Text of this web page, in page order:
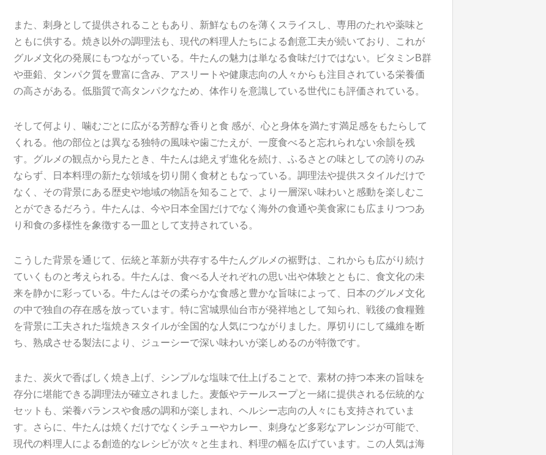
また、刺身として提供されることもあり、新鮮なものを薄くスライスし、専用のたれや薬味と
ともに供する。焼き以外の調理法も、現代の料理人たちによる創意工夫が続いており、これが
グルメ文化の発展にもつながっている。牛たんの魅力は単なる食味だけではない。ビタミンB群
や亜鉛、タンパク質を豊富に含み、アスリートや健康志向の人々からも注目されている栄養価
の高さがある。低脂質で高タンパクなため、体作りを意識している世代にも評価されている。
そして何より、噛むごとに広がる芳醇な香りと食 感が、心と身体を満たす満足感をもたらして
くれる。他の部位とは異なる独特の風味や歯ごたえが、一度食べると忘れられない余韻を残
す。グルメの観点から見たとき、牛たんは絶えず進化を続け、ふるさとの味としての誇りのみ
ならず、日本料理の新たな領域を切り開く食材ともなっている。調理法や提供スタイルだけで
なく、その背景にある歴史や地域の物語を知ることで、より一層深い味わいと感動を楽しむこ
とができるだろう。牛たんは、今や日本全国だけでなく海外の食通や美食家にも広まりつつあ
り和食の多様性を象徴する一皿として支持されている。
こうした背景を通じて、伝統と革新が共存する牛たんグルメの裾野は、これからも広がり続け
ていくものと考えられる。牛たんは、食べる人それぞれの思い出や体験とともに、食文化の未
来を静かに彩っている。牛たんはその柔らかな食感と豊かな旨味によって、日本のグルメ文化
の中で独自の存在感を放っています。特に宮城県仙台市が発祥地として知られ、戦後の食糧難
を背景に工夫された塩焼きスタイルが全国的な人気につながりました。厚切りにして繊維を断
ち、熟成させる製法により、ジューシーで深い味わいが楽しめるのが特徴です。
また、炭火で香ばしく焼き上げ、シンプルな塩味で仕上げることで、素材の持つ本来の旨味を
存分に堪能できる調理法が確立されました。麦飯やテールスープと一緒に提供される伝統的な
セットも、栄養バランスや食感の調和が楽しまれ、ヘルシー志向の人々にも支持されていま
す。さらに、牛たんは焼くだけでなくシチューやカレー、刺身など多彩なアレンジが可能で、
現代の料理人による創造的なレシピが次々と生まれ、料理の幅を広げています。この人気は海